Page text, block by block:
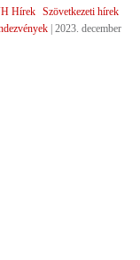
Hírek Szövetkezeti hírek
| 2023. december